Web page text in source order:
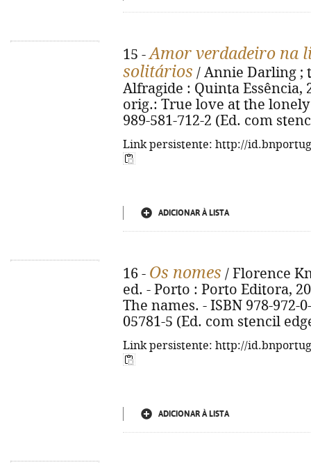
15 -Amor verdadeiro na
solitários / Annie Darling ;
Alfragide : Quinta Essência,
orig.: True love at the
989-581-712-2 (Ed. com
Link persistente: http://
ADICIONAR À LISTA
16 - Os nomes / Florence
ed. - Porto : Porto Editora,
The names. - ISBN 978-972-
05781-5 (Ed. com stencil
Link persistente: http://
ADICIONAR À LISTA